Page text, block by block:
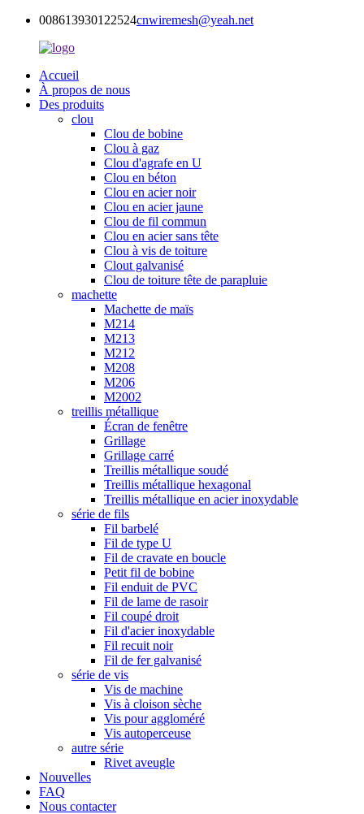
008613930122524cnwiremesh@yeah.net
Accueil
À propos de nous
Des produits
clou
Clou de bobine
Clou à gaz
Clou d'agrafe en U
Clou en béton
Clou en acier noir
Clou en acier jaune
Clou de fil commun
Clou en acier sans tête
Clou à vis de toiture
Clout galvanisé
Clou de toiture tête de parapluie
machette
Machette de maïs
M214
M213
M212
M208
M206
M2002
treillis métallique
Écran de fenêtre
Grillage
Grillage carré
Treillis métallique soudé
Treillis métallique hexagonal
Treillis métallique en acier inoxydable
série de fils
Fil barbelé
Fil de type U
Fil de cravate en boucle
Petit fil de bobine
Fil enduit de PVC
Fil de lame de rasoir
Fil coupé droit
Fil d'acier inoxydable
Fil recuit noir
Fil de fer galvanisé
série de vis
Vis de machine
Vis à cloison sèche
Vis pour aggloméré
Vis autoperceuse
autre série
Rivet aveugle
Nouvelles
FAQ
Nous contacter